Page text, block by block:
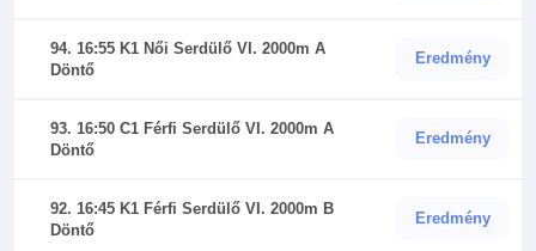
94. 16:55 K1 Női Serdülő VI. 2000m A
Döntő
Eredmény
93. 16:50 C1 Férfi Serdülő VI. 2000m A
Döntő
Eredmény
92. 16:45 K1 Férfi Serdülő VI. 2000m B
Döntő
Eredmény